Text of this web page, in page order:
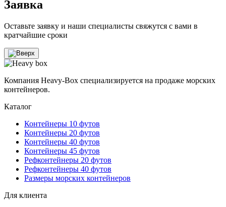
Заявка
Оставьте заявку и наши специалисты свяжутся с вами в
кратчайшие сроки
Компания Heavy-Box специализируется на продаже морских
контейнеров.
Каталог
Контейнеры 10 футов
Контейнеры 20 футов
Контейнеры 40 футов
Контейнеры 45 футов
Рефконтейнеры 20 футов
Рефконтейнеры 40 футов
Размеры морских контейнеров
Для клиента